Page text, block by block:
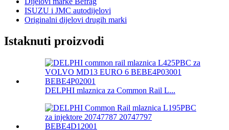
ISUZU i JMC autodijelovi
Originalni dijelovi drugih marki
Istaknuti proizvodi
DELPHI mlaznica za Common Rail L...